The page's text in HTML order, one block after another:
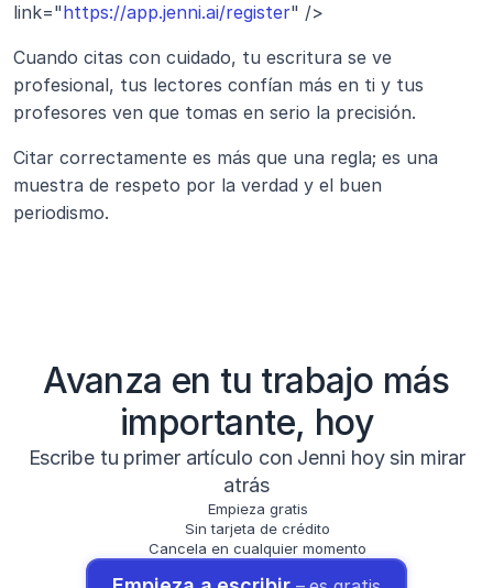
link="https://app.jenni.ai/register" />
Cuando citas con cuidado, tu escritura se ve
profesional, tus lectores confían más en ti y tus
profesores ven que tomas en serio la precisión.
Citar correctamente es más que una regla; es una
muestra de respeto por la verdad y el buen
periodismo.
Avanza en tu trabajo más
importante, hoy
Escribe tu primer artículo con Jenni hoy sin mirar
atrás
Empieza gratis
Sin tarjeta de crédito
Cancela en cualquier momento